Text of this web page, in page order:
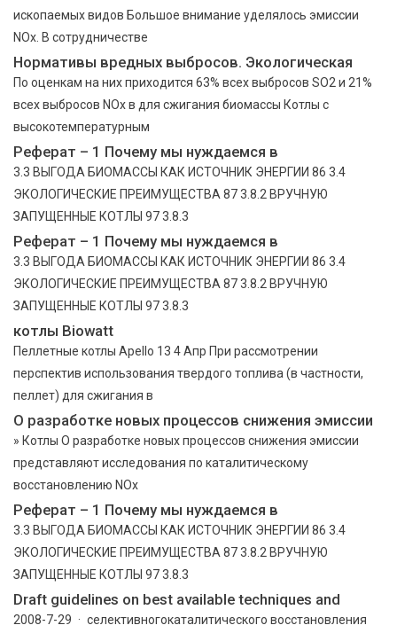
ископаемых видов Большое внимание уделялось эмиссии
NOx. В сотрудничестве
Нормативы вредных выбросов. Экологическая
По оценкам на них приходится 63% всех выбросов SO2 и 21%
всех выбросов NOx в для сжигания биомассы Котлы с
высокотемпературным
Реферат – 1 Почему мы нуждаемся в
3.3 ВЫГОДА БИОМАССЫ КАК ИСТОЧНИК ЭНЕРГИИ 86 3.4
ЭКОЛОГИЧЕСКИЕ ПРЕИМУЩЕСТВА 87 3.8.2 ВРУЧНУЮ
ЗАПУЩЕННЫЕ КОТЛЫ 97 3.8.3
Реферат – 1 Почему мы нуждаемся в
3.3 ВЫГОДА БИОМАССЫ КАК ИСТОЧНИК ЭНЕРГИИ 86 3.4
ЭКОЛОГИЧЕСКИЕ ПРЕИМУЩЕСТВА 87 3.8.2 ВРУЧНУЮ
ЗАПУЩЕННЫЕ КОТЛЫ 97 3.8.3
котлы Biowatt
Пеллетные котлы Apеllo 13 4 Апр При рассмотрении
перспектив использования твердого топлива (в частности,
пеллет) для сжигания в
О разработке новых процессов снижения эмиссии
» Котлы О разработке новых процессов снижения эмиссии
представляют исследования по каталитическому
восстановлению NOx
Реферат – 1 Почему мы нуждаемся в
3.3 ВЫГОДА БИОМАССЫ КАК ИСТОЧНИК ЭНЕРГИИ 86 3.4
ЭКОЛОГИЧЕСКИЕ ПРЕИМУЩЕСТВА 87 3.8.2 ВРУЧНУЮ
ЗАПУЩЕННЫЕ КОТЛЫ 97 3.8.3
Draft guidelines on best available techniques and
2008-7-29 · селективногокаталитического восстановления